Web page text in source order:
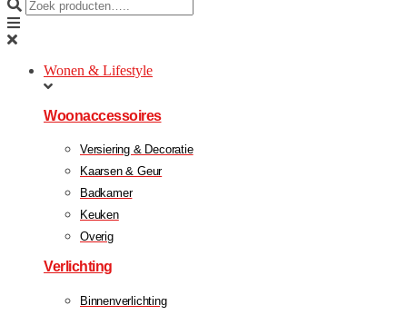
Wonen & Lifestyle
Woonaccessoires
Versiering & Decoratie
Kaarsen & Geur
Badkamer
Keuken
Overig
Verlichting
Binnenverlichting